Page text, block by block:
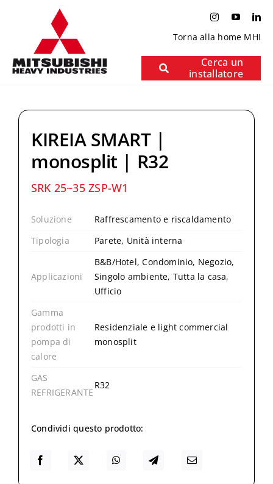
Torna alla home MHI
Cerca un
installatore
KIREIA SMART |
monosplit | R32
SRK 25~35 ZSP-W1
Soluzione
Raffrescamento e riscaldamento
Tipologia
Parete, Unità interna
Applicazioni
B&B/Hotel, Condominio, Negozio,
Singolo ambiente, Tutta la casa,
Ufficio
Gamma
prodotti in
pompa di
calore
Residenziale e light commercial
monosplit
GAS
REFRIGERANTE
R32
Condividi questo prodotto: